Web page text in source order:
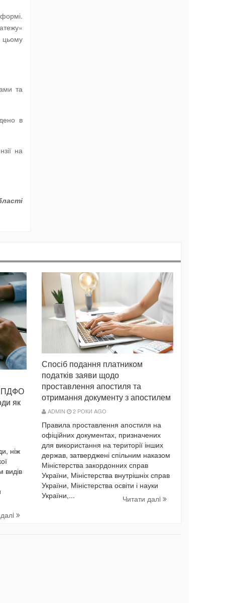
та
в
на
ПДФО
як
ніж
видів
Спосіб подання платником
податків заяви щодо
проставлення апостиля та
отримання документу з апостилем
ADMIN 2 РОКИ AGO
Правила проставлення апостиля на
офіційних документах, призначених
для використання на території інших
держав, затверджені спільним наказом
Міністерства закордонних справ
України, Міністерства внутрішніх справ
України, Міністерства освіти і науки
України,...
Читати далi